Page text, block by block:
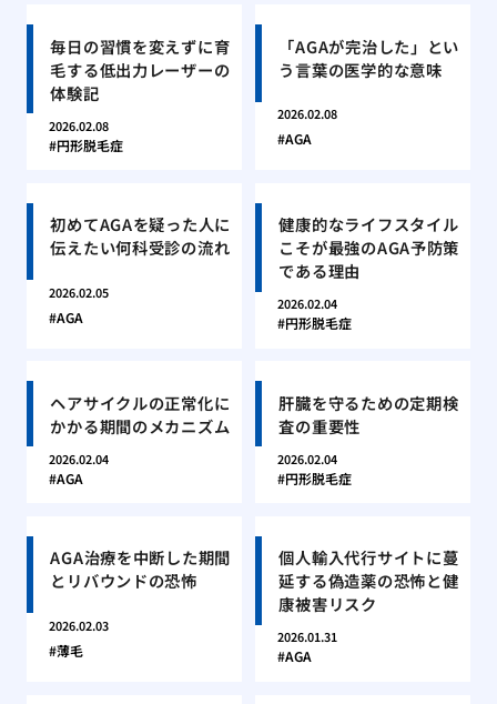
毎日の習慣を変えずに育
毛する低出力レーザーの
体験記
2026.02.08
円形脱毛症
「AGAが完治した」とい
う言葉の医学的な意味
2026.02.08
AGA
初めてAGAを疑った人に
伝えたい何科受診の流れ
2026.02.05
AGA
健康的なライフスタイル
こそが最強のAGA予防策
である理由
2026.02.04
円形脱毛症
ヘアサイクルの正常化に
かかる期間のメカニズム
2026.02.04
AGA
肝臓を守るための定期検
査の重要性
2026.02.04
円形脱毛症
AGA治療を中断した期間
とリバウンドの恐怖
2026.02.03
薄毛
個人輸入代行サイトに蔓
延する偽造薬の恐怖と健
康被害リスク
2026.01.31
AGA